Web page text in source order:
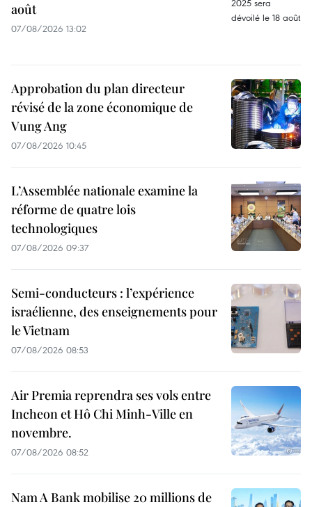
août
07/08/2026 13:02
Approbation du plan directeur
révisé de la zone économique de
Vung Ang
07/08/2026 10:45
L’Assemblée nationale examine la
réforme de quatre lois
technologiques
07/08/2026 09:37
Semi-conducteurs : l’expérience
israélienne, des enseignements pour
le Vietnam
07/08/2026 08:53
Air Premia reprendra ses vols entre
Incheon et Hô Chi Minh-Ville en
novembre.
07/08/2026 08:52
Nam A Bank mobilise 20 millions de